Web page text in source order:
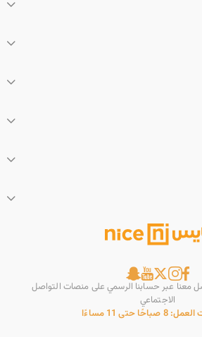
معنا عبر حسابنا الرسمي على منصات التواصل
الاجتماعي
حتى 11 مساءًا